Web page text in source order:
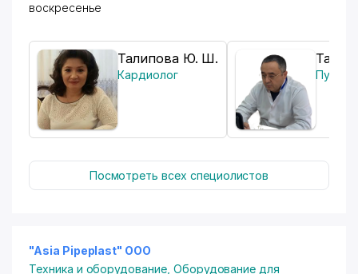
воскресенье
Талипова Ю. Ш.
Кардиолог
Посмотреть всех специолистов
"Asia Pipeplast" ООО
Техника и оборудование, Оборудование для